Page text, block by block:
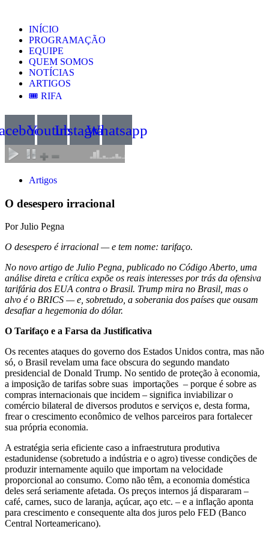
INÍCIO
PROGRAMAÇÃO
EQUIPE
QUEM SOMOS
NOTÍCIAS
ARTIGOS
🎟️ RIFA
YoutubeInstagramWhatsapp
Artigos
O desespero irracional
Por Julio Pegna
O desespero é irracional — e tem nome: tarifaço.
No novo artigo de Julio Pegna, publicado no Código Aberto, uma
análise direta e crítica expõe os reais interesses por trás da ofensiva
tarifária dos EUA contra o Brasil. Trump mira no Brasil, mas o
alvo é o BRICS — e, sobretudo, a soberania dos países que ousam
desafiar a hegemonia do dólar.
O Tarifaço e a Farsa da Justificativa
Os recentes ataques do governo dos Estados Unidos contra, mas não
só, o Brasil revelam uma face obscura do segundo mandato
presidencial de Donald Trump. No sentido de proteção à economia,
a imposição de tarifas sobre suas importações – porque é sobre as
compras internacionais que incidem – significa inviabilizar o
comércio bilateral de diversos produtos e serviços e, desta forma,
frear o crescimento econômico de velhos parceiros para fortalecer
sua própria economia.
A estratégia seria eficiente caso a infraestrutura produtiva
estadunidense (sobretudo a indústria e o agro) tivesse condições de
produzir internamente aquilo que importam na velocidade
proporcional ao consumo. Como não têm, a economia doméstica
deles será seriamente afetada. Os preços internos já dispararam –
café, carnes, suco de laranja, açúcar, aço etc. – e a inflação aponta
para crescimento e consequente alta dos juros pelo FED (Banco
Central Norteamericano).